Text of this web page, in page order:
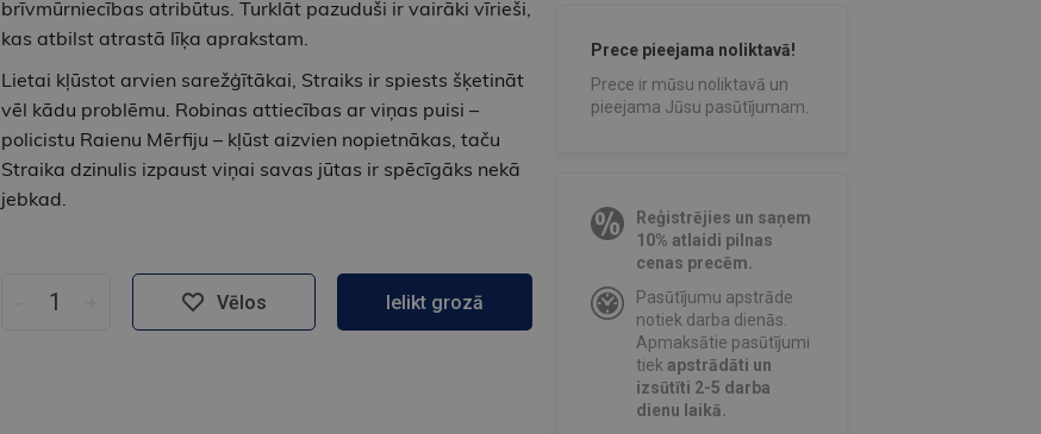
brīvmūrniecības atribūtus. Turklāt pazuduši ir vairāki vīrieši,
kas atbilst atrastā līķa aprakstam.
Lietai kļūstot arvien sarežģītākai, Straiks ir spiests šķetināt
vēl kādu problēmu. Robinas attiecības ar viņas puisi –
policistu Raienu Mērfiju – kļūst aizvien nopietnākas, taču
Straika dzinulis izpaust viņai savas jūtas ir spēcīgāks nekā
jebkad.
Vēlos Ielikt grozā
Prece pieejama noliktavā!
Prece ir mūsu noliktavā un
pieejama Jūsu pasūtījumam.
Reģistrējies un saņem
10% atlaidi pilnas
cenas precēm.
Pasūtījumu apstrāde
notiek darba dienās.
Apmaksātie pasūtījumi
tiekapstrādāti un
izsūtīti 2-5 darba
dienu laikā.